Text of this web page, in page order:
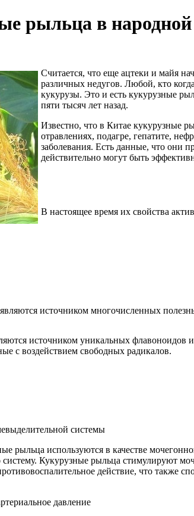
рыльца в
Считается, что еще ацтеки и майя
различных недугов. Любой, кто
кукурузы. Это и есть кукурузные
пяти тысяч лет назад.
Известно, что в Китае кукурузные
отравлениях, подагре, гепатите,
заболевания. Есть данные, что они
действительно могут быть
В настоящее время их свойства
источником многочисленных
источником уникальных флавоноидов и
с воздействием свободных радикалов.
системы
рыльца используются в качестве
Кукурузные рыльца стимулируют
действие, что также
давление